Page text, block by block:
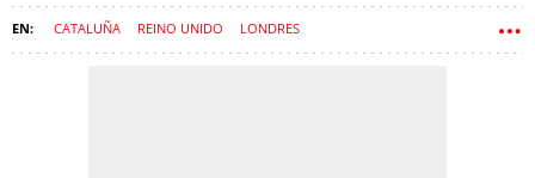
CATALUÑA REINO UNIDO LONDRES